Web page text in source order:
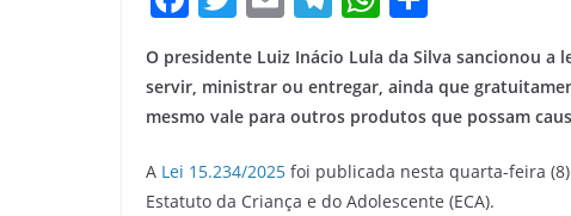
a
c
e
o
itt
er
m
ai
l
e
gr
a
m
h
at
s
A
p
h
ar
e
O presidente Luiz Inácio Lula da Silva sancionou a
servir, ministrar ou entregar, ainda que
mesmo vale para outros produtos que possam
A Lei 15.234/2025 foi publicada nesta quarta-feira
Estatuto da Criança e do Adolescente (ECA).